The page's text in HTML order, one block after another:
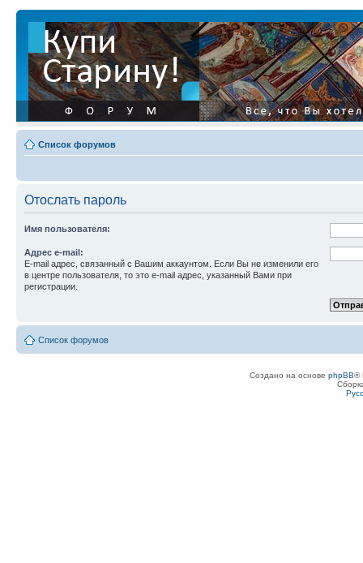
Список форумов
Отослать пароль
Имя пользователя:
Адрес e-mail:
E-mail адрес, связанный с Вашим аккаунтом. Если Вы не изменили его
в центре пользователя, то это e-mail адрес, указанный Вами при
регистрации.
Список форумов
Создано на основе phpBB®